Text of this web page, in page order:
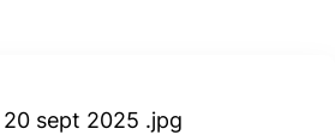
sept 2025 .jpg